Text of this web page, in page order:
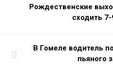
Рождественские
сходить 7-
В Гомеле водитель
пьяного